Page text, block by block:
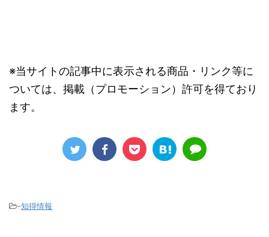
※当サイトの記事中に表示される商品・リンク等に
ついては、掲載（プロモーション）許可を得ており
ます。
-知得情報